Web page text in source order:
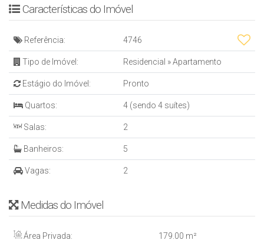
- 1 Torre
- 2 Apartamentos por andar
- Guarita 24h
- Entradas de banhistas com ducha e para bicicletário
- Box de praia
ÁREA DE LAZER:
- Áreas sociais mobiliadas e decoradas
- Piscina infantil com espelho d'água
- Terraço descoberto
- Sala de jogos
- Spa
Características do Imóvel
Referência: 4746
Tipo de Imóvel: Residencial »Apartamento
Estágio do Imóvel: Pronto
Quartos: 4 (sendo 4 suítes)
Salas: 2
Banheiros: 5
Vagas: 2
Medidas do Imóvel
Área Privada: 179 .00 m²